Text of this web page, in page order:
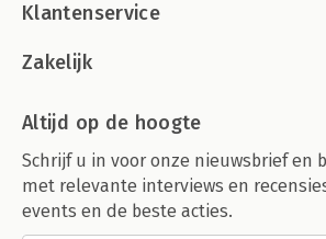
Klantenservice
Zakelijk
Altijd op de hoogte
Schrijf u in voor onze nieuwsbrief en
met relevante interviews en
events en de beste acties.